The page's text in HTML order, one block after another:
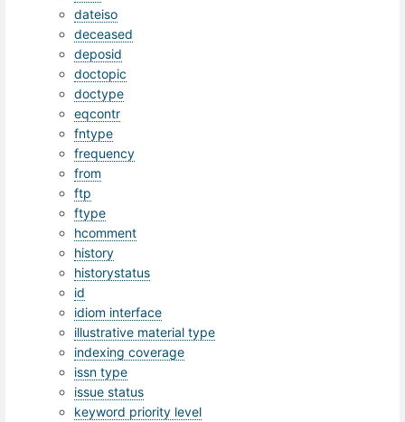
dateiso
deceased
deposid
doctopic
doctype
eqcontr
fntype
frequency
from
ftp
ftype
hcomment
history
historystatus
id
idiom interface
illustrative material type
indexing coverage
issn type
issue status
keyword priority level